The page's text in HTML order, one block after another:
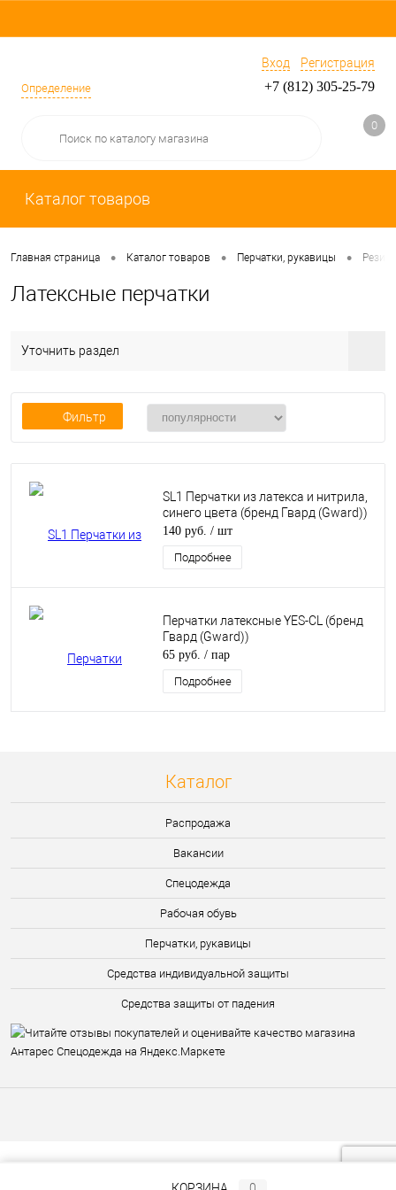
Определение
Вход Регистрация
+7 (812) 305-25-79
0
Каталог товаров
Главная страница • Каталог товаров • Перчатки, рукавицы •
Латексные перчатки
Уточнить раздел
Фильтр
SL1 Перчатки из латекса и нитрила,
синего цвета (бренд Гвард (Gward))
140 руб. / шт
Подробнее
Перчатки латексные YES-CL (бренд
Гвард (Gward))
65 руб. / пар
Подробнее
Каталог
Распродажа
Вакансии
Спецодежда
Рабочая обувь
Перчатки, рукавицы
Средства индивидуальной защиты
Средства защиты от падения